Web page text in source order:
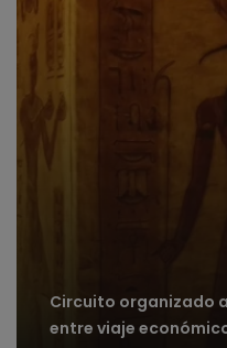
Circuito organizado
entre viaje